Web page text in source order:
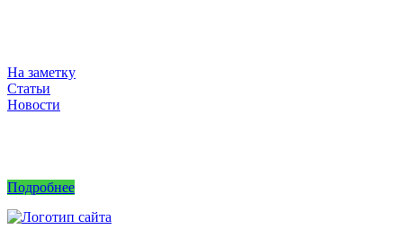
На заметку
Статьи
Новости
Подробнее